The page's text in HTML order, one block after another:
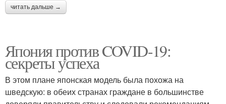
читать дальше →
Япония против COVID-19:
секреты успеха
В этом плане японская модель была похожа на
шведскую: в обеих странах граждане в большинстве